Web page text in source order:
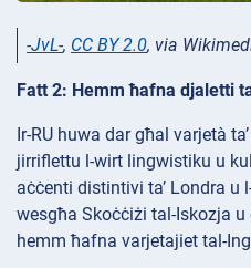
-JvL-, CC BY 2.0, via
Fatt 2: Hemm ħafna djaletti
Ir-RU huwa dar għal varjetà
jirriflettu l-wirt lingwistiku u
aċċenti distintivi ta’ Londra u
wesgħa Skoċċiżi tal-Iskozja
hemm ħafna varjetajiet tal-